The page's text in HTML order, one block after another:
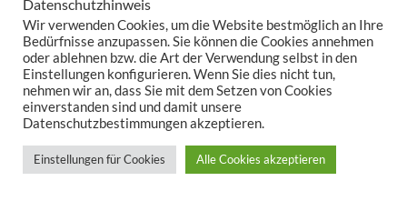
ABWISCHBARES TISCHTUCH
ALLROUND BASKET GOBELIN , AUFLEGER GOBELIN,BESTICKTE
WOLLKISSEN,BESTICKTES WOLLKISSEN,BILLIGE KISSEN,
BILLIGE TISCHDECKE,BILLIGE TISCHLÄUFER, BILLIGE
TISCHWÄSCHE,BILLIGES TISCHTUCH,BROTKORB FRÜHLING
BROTKORB HERBST,BROTKORB SANDER
DIGITALDRUCK FRÜHLING
TISCHDECKE,FESTLICHE TISCHDECKEN,FESTLICHE
TISCHTÜCHER,FESTLICHES TISCHTUCH,
Datenschutzhinweis
Wir verwenden Cookies, um die Website bestmöglich an Ihre
Bedürfnisse anzupassen. Sie können die Cookies annehmen
oder ablehnen bzw. die Art der Verwendung selbst in den
Einstellungen konfigurieren. Wenn Sie dies nicht tun,
nehmen wir an, dass Sie mit dem Setzen von Cookies
einverstanden sind und damit unsere
Datenschutzbestimmungen akzeptieren.
Einstellungen für Cookies Alle Cookies akzeptieren